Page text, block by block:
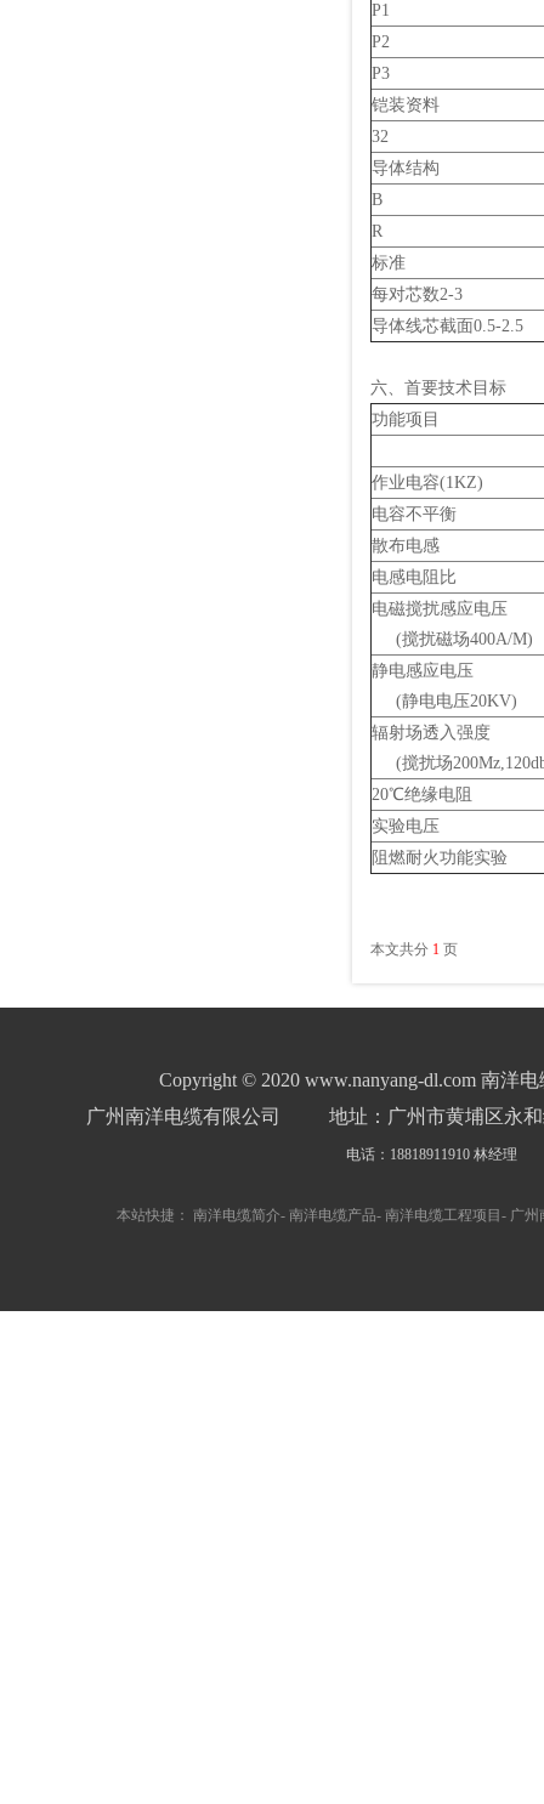
P1
P2
P3
铠装资料
32
导体结构
B
R
标准
每对芯数2-3
导体线芯截面0.5-2.5
六、首要技术目标
功能项目
作业电容(1KZ)
电容不平衡
散布电感
电感电阻比
电磁搅扰感应电压
(搅扰磁场400A/M)
静电感应电压
(静电电压20KV)
辐射场透入强度
(搅扰场
20℃绝缘电阻
实验电压
阻燃耐火功能实验
本文共分 1 页
Copyright © 2020 www.nanyang-dl.com 南洋电
广州南洋电缆有限公司
地址：广州市黄埔区永和
电话：18818911910 林经理
本站快捷： 南洋电缆简介- 南洋电缆产品- 南洋电缆工程项目 - 广州